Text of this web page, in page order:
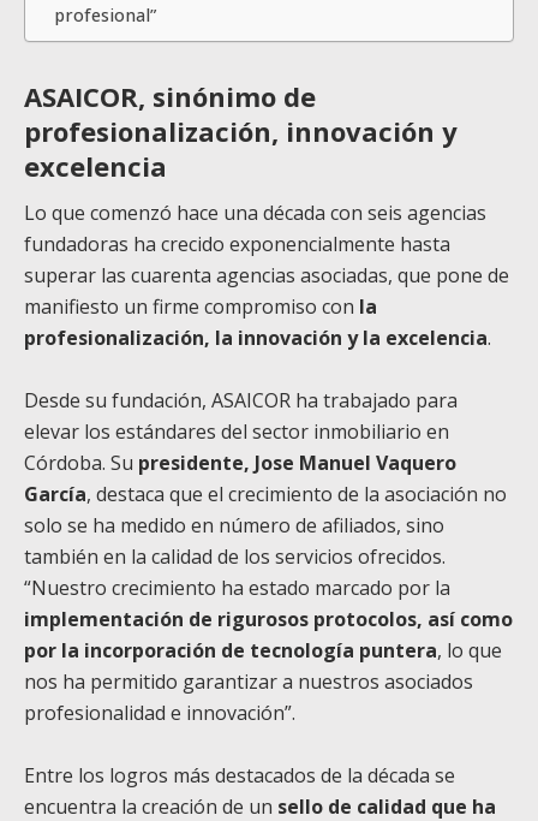
profesional”
ASAICOR, sinónimo de
profesionalización, innovación y
excelencia
Lo que comenzó hace una década con seis agencias
fundadoras ha crecido exponencialmente hasta
superar las cuarenta agencias asociadas, que pone de
manifiesto un firme compromiso con la
profesionalización, la innovación y la excelencia.
Desde su fundación, ASAICOR ha trabajado para
elevar los estándares del sector inmobiliario en
Córdoba. Su presidente, Jose Manuel Vaquero
García, destaca que el crecimiento de la asociación no
solo se ha medido en número de afiliados, sino
también en la calidad de los servicios ofrecidos.
“Nuestro crecimiento ha estado marcado por la
implementación de rigurosos protocolos, así como
por la incorporación de tecnología puntera, lo que
nos ha permitido garantizar a nuestros asociados
profesionalidad e innovación”.
Entre los logros más destacados de la década se
encuentra la creación de un sello de calidad que ha